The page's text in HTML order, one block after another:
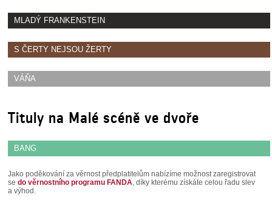
MLADÝ FRANKENSTEIN
S ČERTY NEJSOU ŽERTY
VÁŇA
Tituly na Malé scéně ve dvoře
BANG
Jako poděkování za věrnost předplatitelům nabízíme možnost zaregistrovat
sedo věrnostního programu FANDA, díky kterému získáte celou řadu slev
a výhod.